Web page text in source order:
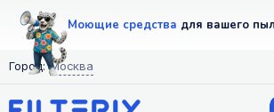
Моющие средства для вашего
Город: Москва